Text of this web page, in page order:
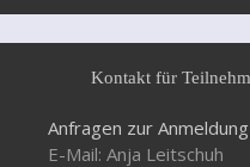
Kontakt für
Anfragen zur
E-Mail: Anja Leitschuh